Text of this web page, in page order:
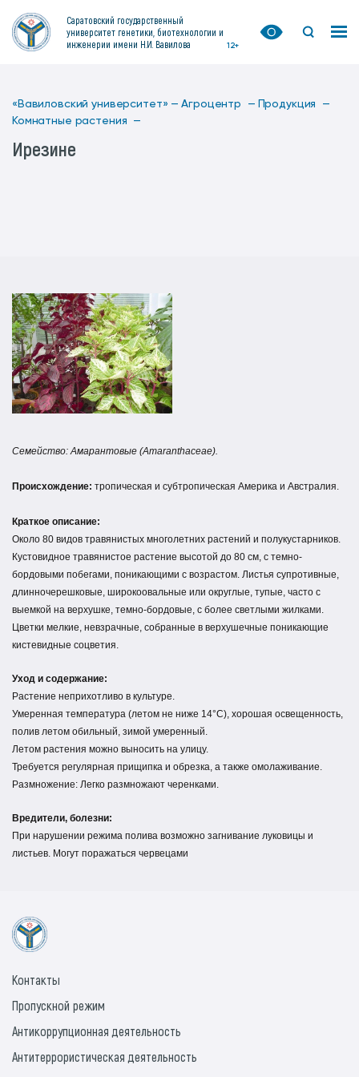
Саратовский государственный
университет генетики, биотехнологии и
инженерии имени Н.И. Вавилова
12+
«Вавиловский университет» — Агроцентр — Продукция —
Комнатные растения —
Ирезине
Семейство: Амарантовые (Amaranthaceae).
Происхождение: тропическая и субтропическая Америка и Австралия.
Краткое описание:
Около 80 видов травянистых многолетних растений и полукустарников.
Кустовидное травянистое растение высотой до 80 см, с темно-
бордовыми побегами, поникающими с возрастом. Листья супротивные,
длинночерешковые, широкоовальные или округлые, тупые, часто с
выемкой на верхушке, темно-бордовые, с более светлыми жилками.
Цветки мелкие, невзрачные, собранные в верхушечные поникающие
кистевидные соцветия.
Уход и содержание:
Растение неприхотливо в культуре.
Умеренная температура (летом не ниже 14°С), хорошая освещенность,
полив летом обильный, зимой умеренный.
Летом растения можно выносить на улицу.
Требуется регулярная прищипка и обрезка, а также омолаживание.
Размножение: Легко размножают черенками.
Вредители, болезни:
При нарушении режима полива возможно загнивание луковицы и
листьев. Могут поражаться червецами
Контакты
Пропускной режим
Антикоррупционная деятельность
Антитеррористическая деятельность